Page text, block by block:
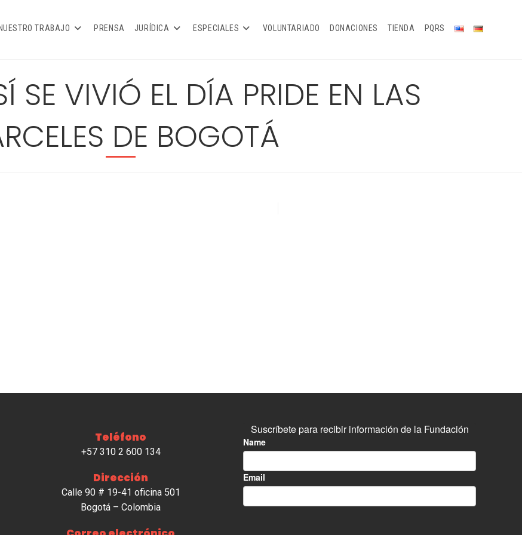
NUESTRO TRABAJO PRENSA JURÍDICA ESPECIALES VOLUNTARIADO DONACIONES TIENDA PQRS
SE VIVIÓ EL DÍA PRIDE EN LAS
DE BOGOTÁ
Teléfono
+57 310 2 600 134
Dirección
Calle 90 # 19-41 oficina 501
Bogotá – Colombia